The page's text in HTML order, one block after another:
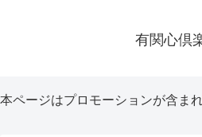
有関心倶
本ページはプロモーションが含ま